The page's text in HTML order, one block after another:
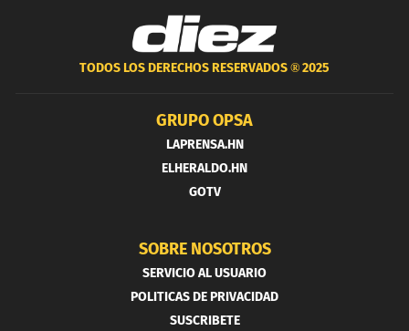
TODOS LOS DERECHOS RESERVADOS ®2025
GRUPO OPSA
LAPRENSA.HN
ELHERALDO.HN
GOTV
SOBRE NOSOTROS
SERVICIO AL USUARIO
POLITICAS DE PRIVACIDAD
SUSCRIBETE